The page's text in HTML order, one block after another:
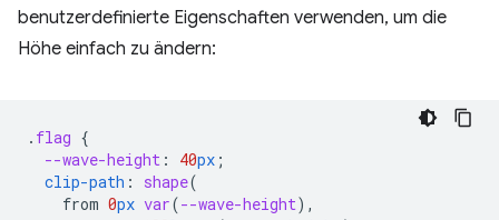
benutzerdefinierte Eigenschaften verwenden, um die
Höhe einfach zu ändern:
. flag {
--wave-height : 40px ;
clip-path : shape(
from 0px var(--wave-height),